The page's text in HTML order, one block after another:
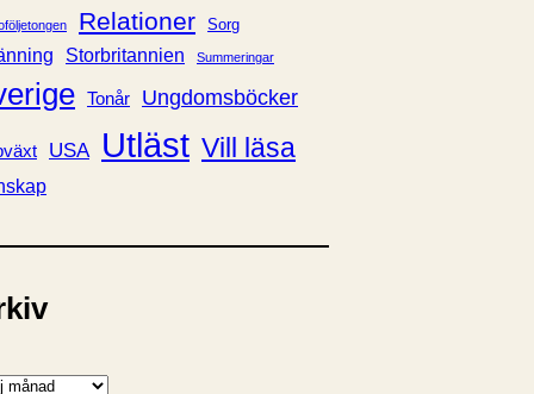
Relationer Sorg
Storbritannien Summeringar
Tonår Ungdomsböcker
USA Utläst Vill läsa